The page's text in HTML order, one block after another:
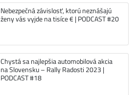
Nebezpečná závislosť, ktorú neznášajú
ženy vás vyjde na tisíce € | PODCAST #20
Chystá sa najlepšia automobilová akcia
na Slovensku – Rally Radosti 2023 |
PODCAST #18